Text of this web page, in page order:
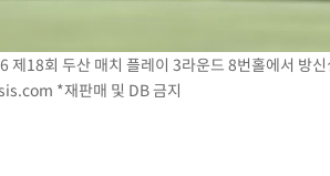
18회 두산 매치 플레이 3라운드 8번홀에서 방
*재판매 및 DB 금지